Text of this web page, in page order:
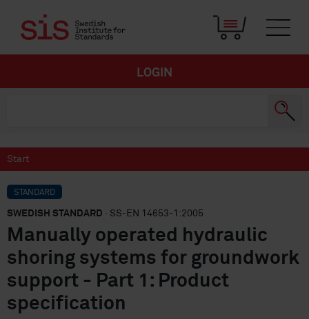
LOGIN
Start
STANDARD
SWEDISH STANDARD · SS-EN 14653-1:2005
Manually operated hydraulic
shoring systems for groundwork
support - Part 1: Product
specification